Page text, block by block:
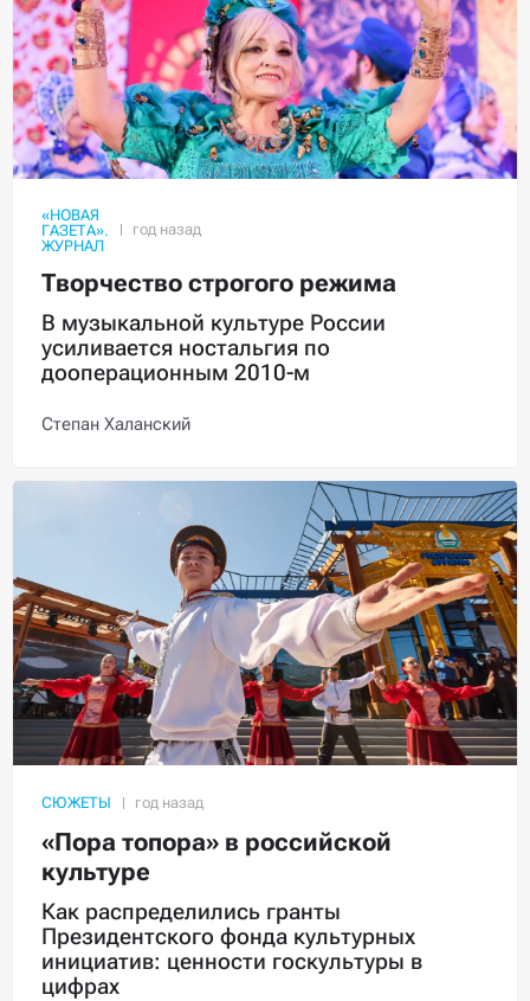
«НОВАЯ
ГАЗЕТА».
ЖУРНАЛ
Творчество строгого режима
В музыкальной культуре России
усиливается ностальгия по
дооперационным 2010-м
Степан Халанский
СЮЖЕТЫ
«Пора топора» в российской
культуре
Как распределились гранты
Президентского фонда культурных
инициатив: ценности госкультуры в
цифрах